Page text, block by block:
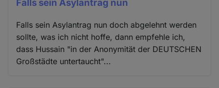
Falls sein Asylantrag nun
Falls sein Asylantrag nun doch abgelehnt werden
sollte, was ich nicht hoffe, dann empfehle ich,
dass Hussain "in der Anonymität der DEUTSCHEN
Großstädte untertaucht"...